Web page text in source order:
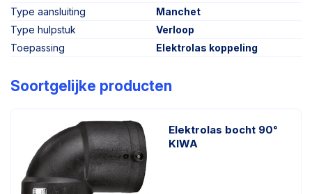
Type aansluiting
Manchet
Type hulpstuk
Verloop
Toepassing
Elektrolas koppeling
Soortgelijke producten
Elektrolas bocht 90°
KIWA